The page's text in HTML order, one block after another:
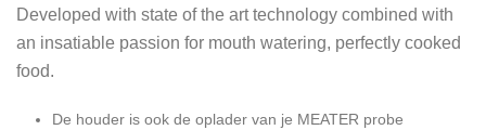
Developed with state of the art technology combined with
an insatiable passion for mouth watering, perfectly cooked
food.
De houder is ook de oplader van je MEATER probe